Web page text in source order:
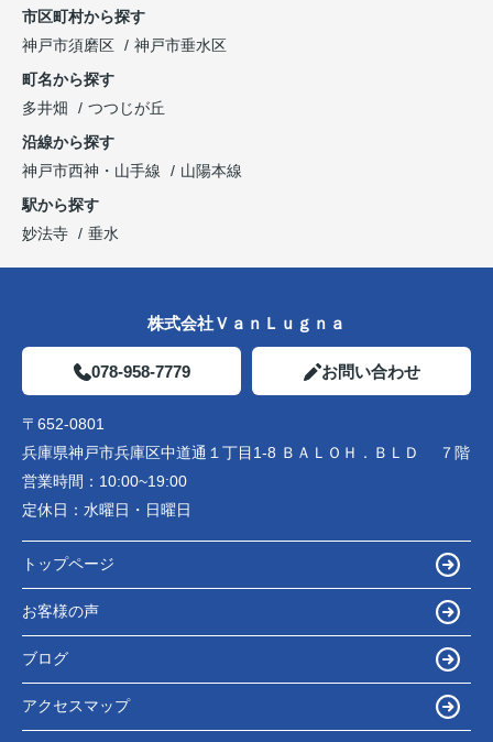
市区町村から探す
神戸市須磨区
神戸市垂水区
町名から探す
多井畑
つつじが丘
沿線から探す
神戸市西神・山手線
山陽本線
駅から探す
妙法寺
垂水
株式会社ＶａｎＬｕｇｎａ
078-958-7779 お問い合わせ
〒652-0801
兵庫県神戸市兵庫区中道通１丁目1-8 ＢＡＬＯＨ．ＢＬＤ ７階
営業時間： 10:00~19:00
定休日： 水曜日・日曜日
トップページ
お客様の声
ブログ
アクセスマップ